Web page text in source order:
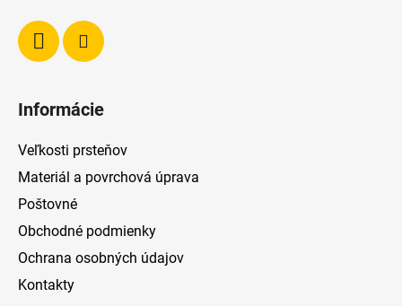
Informácie
Veľkosti prsteňov
Materiál a povrchová úprava
Poštovné
Obchodné podmienky
Ochrana osobných údajov
Kontakty